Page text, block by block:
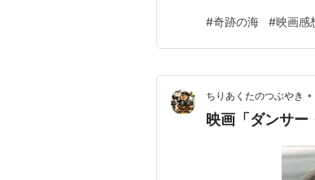
ェーデン、フラン
跡の海 …
#奇跡の海 #映画感
ちりあくたのつぶやき •
映画「ダンサー